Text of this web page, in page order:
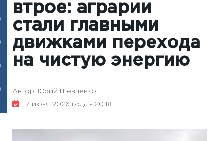
втрое: аграрии
стали главными
движками перехода
на чистую энергию
Автор: Юрий Шевченко
7 июня 2026 года - 20:18